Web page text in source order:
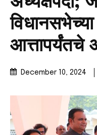
आत्तापर्यंतचे
December 10, 2024